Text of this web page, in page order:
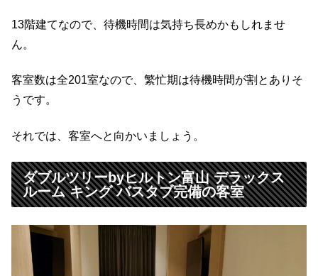
13階建てなので、待機時間は気持ち長めかもしれませ
ん。
客室数は全201室なので、繁忙期は待機時間が割とありそ
うです。
それでは、客室へと向かいましょう。
ダブルツリーbyヒルトン富山 デラックス
ルーム キング バスタブ完備の客室